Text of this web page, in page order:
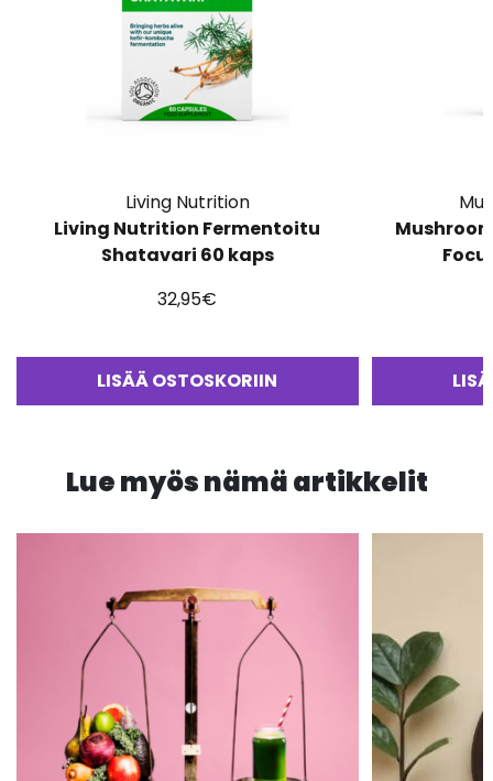
Living Nutrition
Living Nutrition Fermentoitu
Shatavari 60 kaps
32,95€
LISÄÄ OSTOSKORIIN
Lue myös nämä artikkelit